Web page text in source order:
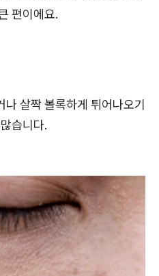
편이에요.
살짝 볼록하게 튀어나오기
습니다.